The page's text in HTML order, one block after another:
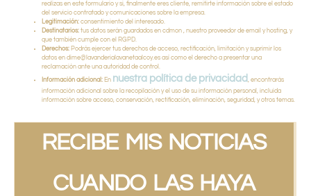
realizas en este formulario y si, finalmente eres cliente, remitirte información sobre el estado
del servicio contratado y comunicaciones sobre la empresa.
Legitimación: consentimiento del interesado.
Destinatarios: tus datos serán guardados en cdmon , nuestro proveedor de email y hosting, y
que también cumple con el RGPD.
Derechos: Podrás ejercer tus derechos de acceso, rectificación, limitación y suprimir los
datos en dime@lavanderialavanetaalcoy.es así como el derecho a presentar una
reclamación ante una autoridad de control.
Información adicional: En nuestra política de privacidad , encontrarás
información adicional sobre la recopilación y el uso de su información personal, incluida
información sobre acceso, conservación, rectificación, eliminación, seguridad, y otros temas.
RECIBE MIS NOTICIAS
CUANDO LAS HAYA